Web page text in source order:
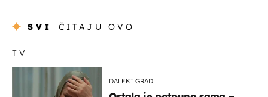
SVI ČITAJU OVO
TV
DALEKI GRAD